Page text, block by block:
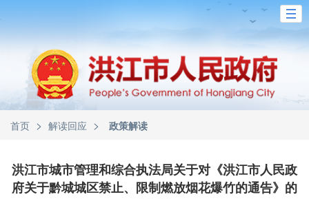
首页 > 解读回应 > 政策解读
洪江市城市管理和综合执法局关于对《洪江市人民政
府关于黔城城区禁止、限制燃放烟花爆竹的通告》的